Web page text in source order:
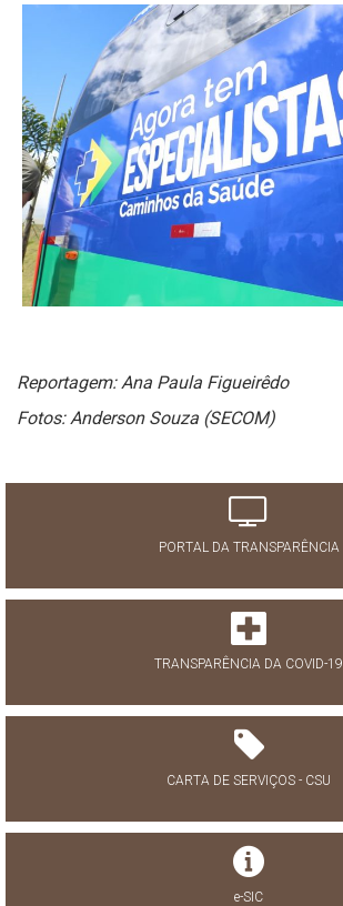
Reportagem: Ana Paula Figueirêdo
Fotos: Anderson Souza (SECOM)
PORTAL DA TRANSPARÊNCIA
TRANSPARÊNCIA DA COVID-19
CARTA DE SERVIÇOS - CSU
e-SIC